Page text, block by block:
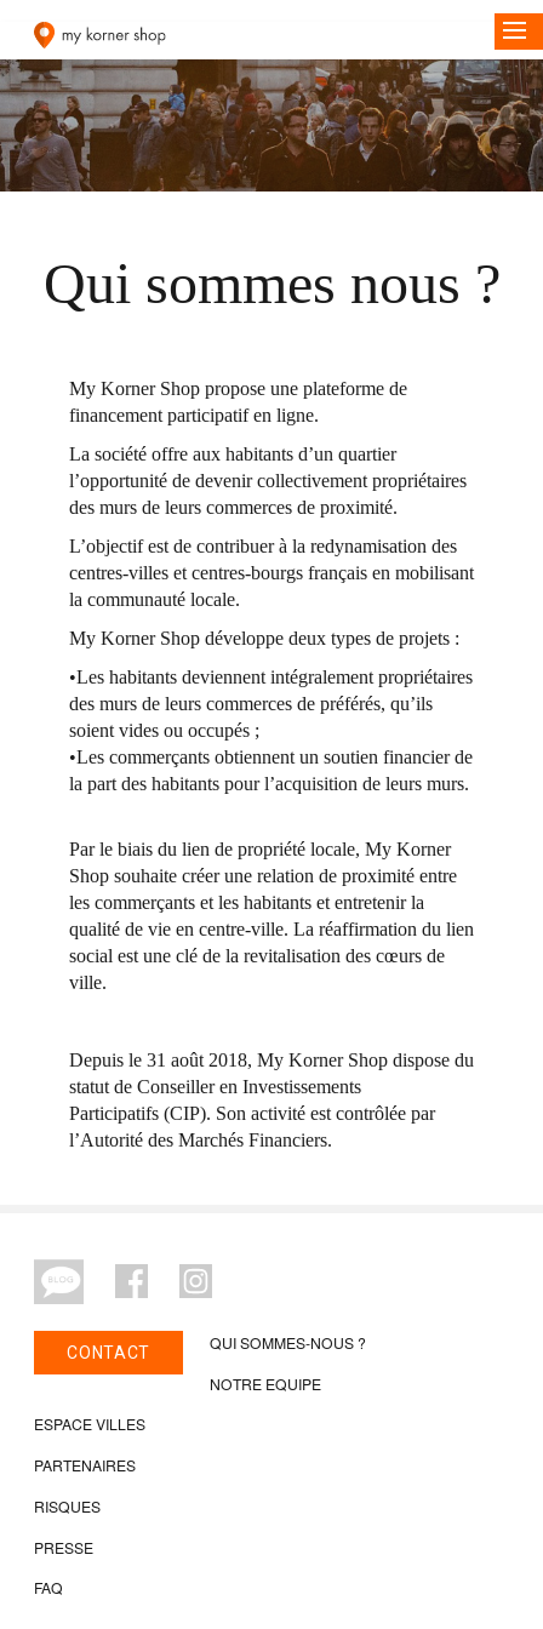
Qui sommes nous ?
My Korner Shop propose une plateforme de
financement participatif en ligne.
La société offre aux habitants d’un quartier
l’opportunité de devenir collectivement propriétaires
des murs de leurs commerces de proximité.
L’objectif est de contribuer à la redynamisation des
centres-villes et centres-bourgs français en mobilisant
la communauté locale.
My Korner Shop développe deux types de projets :
•Les habitants deviennent intégralement propriétaires
des murs de leurs commerces de préférés, qu’ils
soient vides ou occupés ;
•Les commerçants obtiennent un soutien financier de
la part des habitants pour l’acquisition de leurs murs.
Par le biais du lien de propriété locale, My Korner
Shop souhaite créer une relation de proximité entre
les commerçants et les habitants et entretenir la
qualité de vie en centre-ville. La réaffirmation du lien
social est une clé de la revitalisation des cœurs de
ville.
Depuis le 31 août 2018, My Korner Shop dispose du
statut de Conseiller en Investissements
Participatifs (CIP). Son activité est contrôlée par
l’Autorité des Marchés Financiers.
CONTACT
QUI SOMMES-NOUS ?
NOTRE EQUIPE
ESPACE VILLES
PARTENAIRES
RISQUES
PRESSE
FAQ